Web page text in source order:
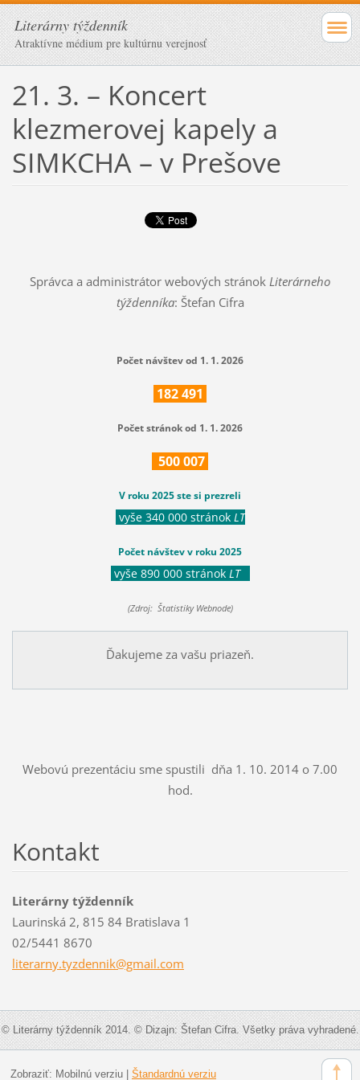
Literárny týždenník
Atraktívne médium pre kultúrnu verejnosť
21. 3. – Koncert
klezmerovej kapely a
SIMKCHA – v Prešove
Správca a administrátor webových stránok Literárneho
týždenníka: Štefan Cifra
Počet návštev od 1. 1. 2026
182491
Počet stránok od 1. 1. 2026
500007
V roku 2025 ste si prezreli
vyše 340 000 stránok LT
Počet návštev v roku 2025
vyše 890 000 stránok LT
(Zdroj: Štatistiky Webnode)
Ďakujeme za vašu priazeň.
Webovú prezentáciu sme spustili dňa 1. 10. 2014 o 7.00
hod.
Kontakt
Literárny týždenník
Laurinská 2, 815 84 Bratislava 1
02/5441 8670
literarny.tyzdennik@gmail.com
© Literárny týždenník 2014. © Dizajn: Štefan Cifra. Všetky práva vyhradené.
Zobraziť: Mobilnú verziu| Štandardnú verziu